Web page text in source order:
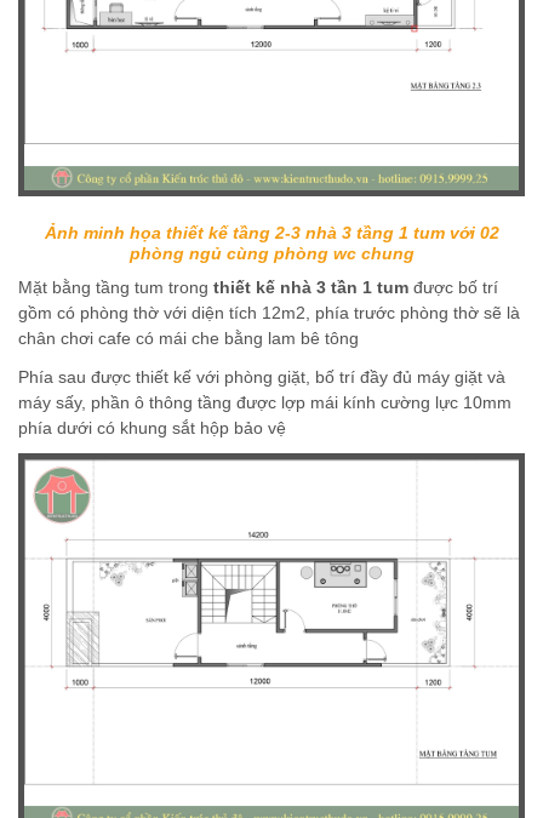
Ảnh minh họa thiết kế tầng 2-3 nhà 3 tầng 1 tum với 02
phòng ngủ cùng phòng wc chung
Mặt bằng tầng tum trong thiết kế nhà 3 tần 1 tum được bố trí
gồm có phòng thờ với diện tích 12m2, phía trước phòng thờ sẽ là
chân chơi cafe có mái che bằng lam bê tông
Phía sau được thiết kế với phòng giặt, bố trí đầy đủ máy giặt và
máy sấy, phần ô thông tầng được lợp mái kính cường lực 10mm
phía dưới có khung sắt hộp bảo vệ